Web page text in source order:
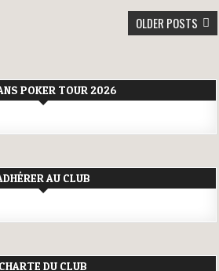
OLDER POSTS
POKER TOUR 2026
AU CLUB
CHARTE DU CLUB